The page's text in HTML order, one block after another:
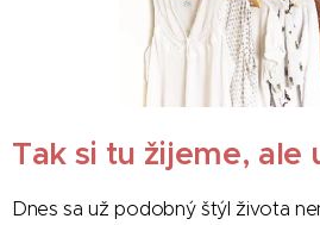
Tak si tu žijeme, ale
Dnes sa už podobný štýl života